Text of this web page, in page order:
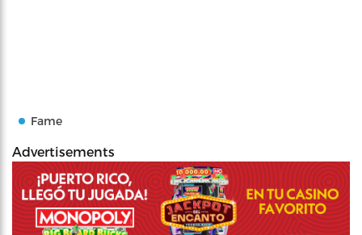
Fame
Advertisements